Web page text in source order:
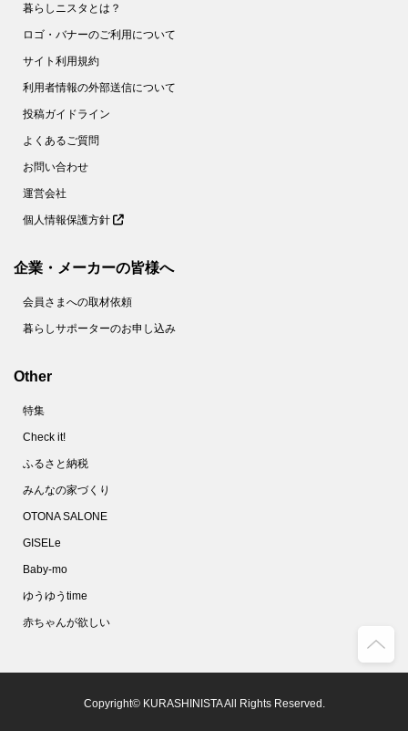
暮らしニスタとは？
ロゴ・バナーのご利用について
サイト利用規約
利用者情報の外部送信について
投稿ガイドライン
よくあるご質問
お問い合わせ
運営会社
個人情報保護方針
企業・メーカーの皆様へ
会員さまへの取材依頼
暮らしサポーターのお申し込み
Other
特集
Check it!
ふるさと納税
みんなの家づくり
OTONA SALONE
GISELe
Baby-mo
ゆうゆうtime
赤ちゃんが欲しい
Copyright© KURASHINISTA All Rights Reserved.